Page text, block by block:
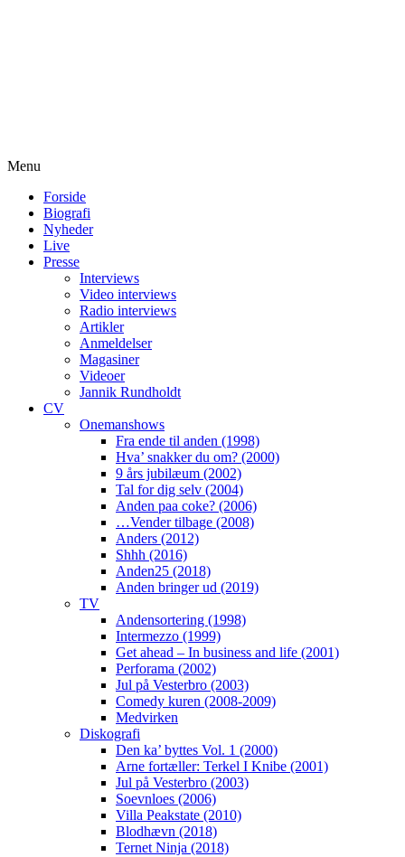
Menu
Forside
Biografi
Nyheder
Live
Presse
Interviews
Video interviews
Radio interviews
Artikler
Anmeldelser
Magasiner
Videoer
Jannik Rundholdt
CV
Onemanshows
Fra ende til anden (1998)
Hva’ snakker du om? (2000)
9 års jubilæum (2002)
Tal for dig selv (2004)
Anden paa coke? (2006)
…Vender tilbage (2008)
Anders (2012)
Shhh (2016)
Anden25 (2018)
Anden bringer ud (2019)
TV
Andensortering (1998)
Intermezzo (1999)
Get ahead – In business and life (2001)
Perforama (2002)
Jul på Vesterbro (2003)
Comedy kuren (2008-2009)
Medvirken
Diskografi
Den ka’ byttes Vol. 1 (2000)
Arne fortæller: Terkel I Knibe (2001)
Jul på Vesterbro (2003)
Soevnloes (2006)
Villa Peakstate (2010)
Blodhævn (2018)
Ternet Ninja (2018)